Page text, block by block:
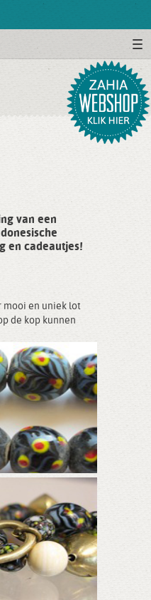
van een
en cadeautjes!
mooi en uniek lot
de kop kunnen